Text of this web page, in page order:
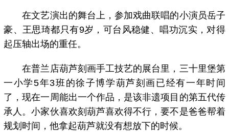
在文艺演出的舞台上，参加戏曲联唱的小演员岳子
豪、王思琦都只有9岁，可台风稳健、唱功沉实，对得
起压轴出场的重任。
在普兰店葫芦刻画手工技艺的展台里，三十里堡第
一小学5年3班的徐子博学葫芦刻画已经有一年时间
了，现在一周能出一个作品，是该非遗项目的第五代传
承人。小家伙喜欢刻葫芦喜欢得不行，要不是爸爸帮着
规划时间，他拿起葫芦就没有想放下的时候。